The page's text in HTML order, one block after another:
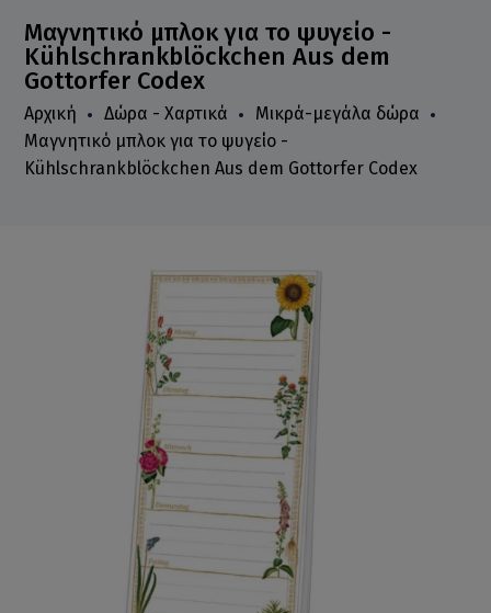
Μαγνητικό μπλοκ για το ψυγείο -
Kühlschrankblöckchen Aus dem
Gottorfer Codex
Αρχική Δώρα - Χαρτικά
Μικρά-μεγάλα δώρα
Μαγνητικό μπλοκ για το ψυγείο -
Kühlschrankblöckchen Aus dem Gottorfer Codex